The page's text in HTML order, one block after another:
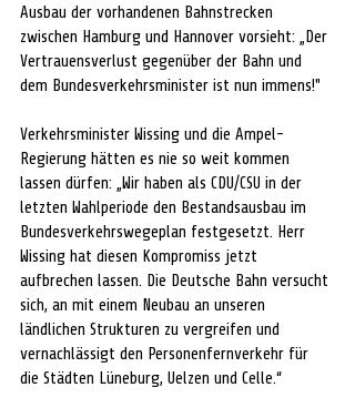
Ausbau der vorhandenen Bahnstrecken
zwischen Hamburg und Hannover vorsieht: „Der
Vertrauensverlust gegenüber der Bahn und
dem Bundesverkehrsminister ist nun immens!"
Verkehrsminister Wissing und die Ampel-
Regierung hätten es nie so weit kommen
lassen dürfen: „Wir haben als CDU/CSU in der
letzten Wahlperiode den Bestandsausbau im
Bundesverkehrswegeplan festgesetzt. Herr
Wissing hat diesen Kompromiss jetzt
aufbrechen lassen. Die Deutsche Bahn versucht
sich, an mit einem Neubau an unseren
ländlichen Strukturen zu vergreifen und
vernachlässigt den Personenfernverkehr für
die Städten Lüneburg, Uelzen und Celle.“